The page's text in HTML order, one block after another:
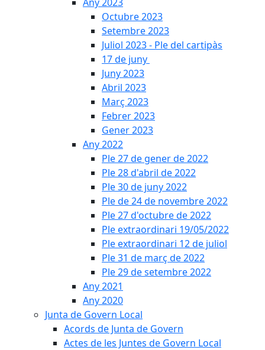
Octubre 2023
Setembre 2023
Juliol 2023 - Ple del cartipàs
17 de juny
Juny 2023
Abril 2023
Març 2023
Febrer 2023
Gener 2023
Any 2022
Ple 27 de gener de 2022
Ple 28 d'abril de 2022
Ple 30 de juny 2022
Ple de 24 de novembre 2022
Ple 27 d'octubre de 2022
Ple extraordinari 19/05/2022
Ple extraordinari 12 de juliol
Ple 31 de març de 2022
Ple 29 de setembre 2022
Any 2021
Any 2020
Junta de Govern Local
Acords de Junta de Govern
Actes de les Juntes de Govern Local